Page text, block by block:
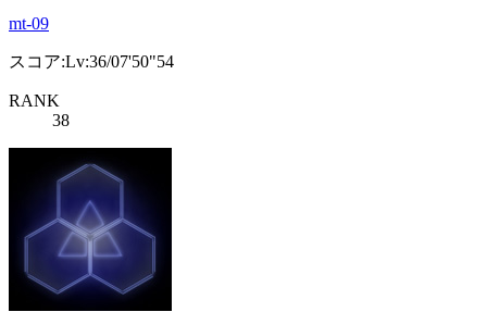
mt-09
スコア:Lv:36/07'50"54
RANK
38